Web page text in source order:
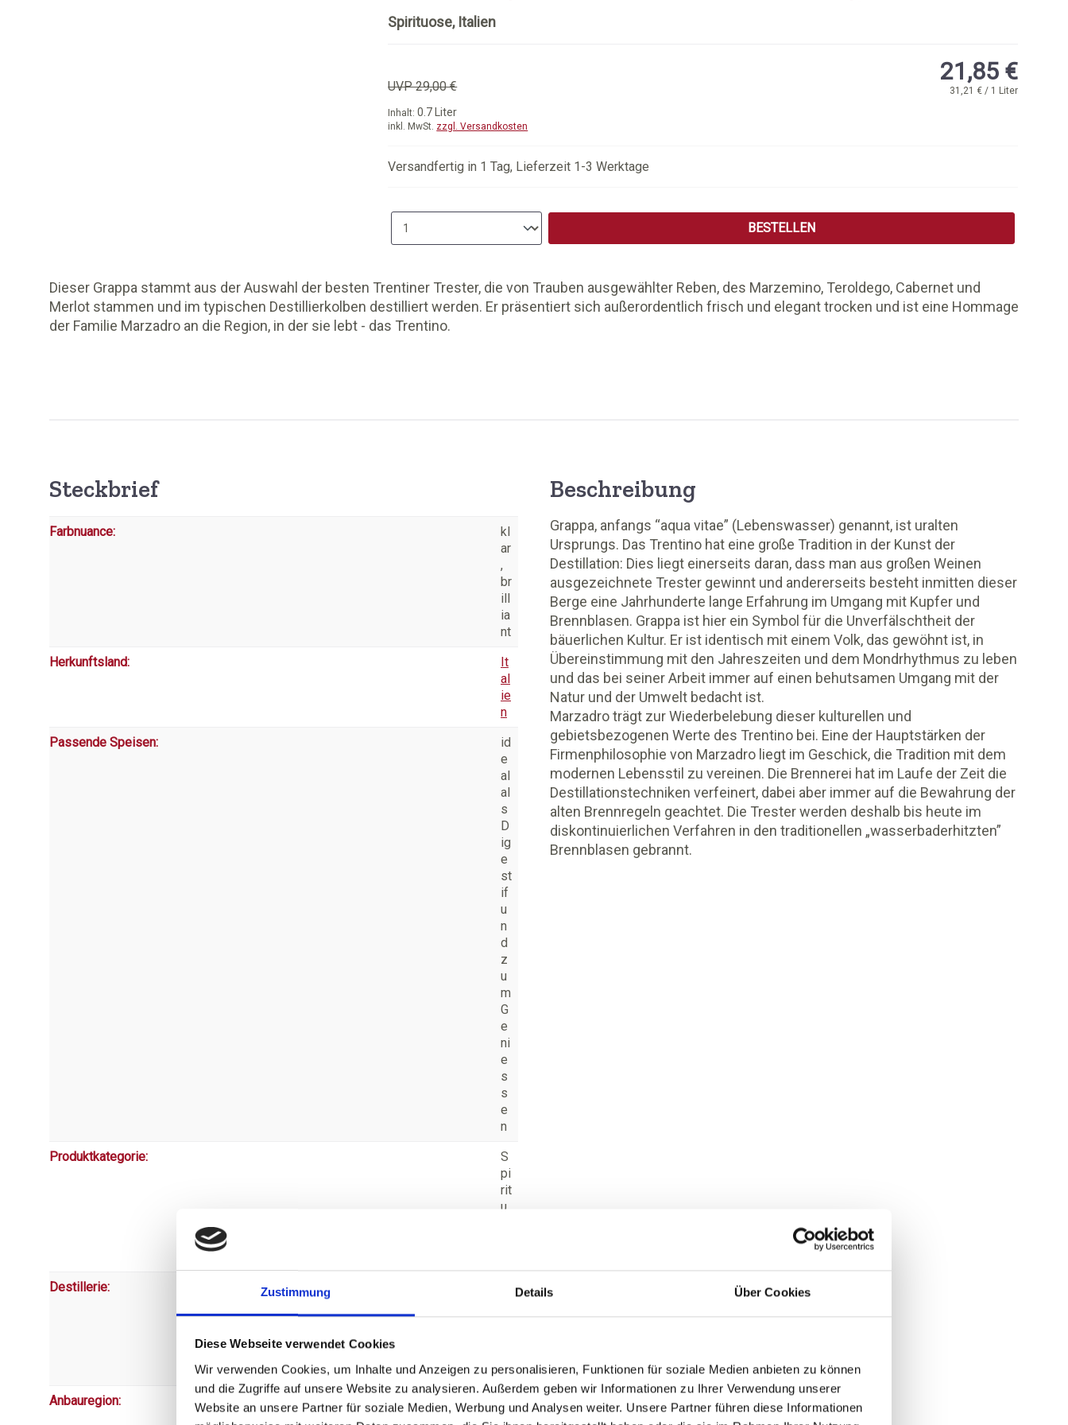
Zustimmung Details Über Cookies
Diese Webseite verwendet Cookies
Wir verwenden Cookies, um Inhalte und Anzeigen zu personalisieren, Funktionen für soziale Medien anbieten zu können
und die Zugriffe auf unsere Website zu analysieren. Außerdem geben wir Informationen zu Ihrer Verwendung unserer
Website an unsere Partner für soziale Medien, Werbung und Analysen weiter. Unsere Partner führen diese Informationen
Dieser Grappa stammt aus der Auswahl der besten Trentiner Trester, die von Trauben ausgewählter Reben, des Marzemino, Teroldego, Cabernet und
Merlot stammen und im typischen Destillierkolben destilliert werden. Er präsentiert sich außerordentlich frisch und elegant trocken und ist eine Hommage
der Familie Marzadro an die Region, in der sie lebt - das Trentino.
Spirituose, Italien
UVP 29,00 €
21,85 €
31,21 € / 1 Liter
Inhalt:0.7 Liter
inkl. MwSt. zzgl. Versandkosten
Versandfertig in 1 Tag, Lieferzeit 1-3 Werktage
Produkt Anzahl: Gib den gewünschten Wert ein oder benutze die
BESTELLEN
Steckbrief
Farbnuance:
kl
ar
,
br
ill
ia
nt
Herkunftsland:
It
al
ie
n
Passende Speisen:
id
e
al
al
s
D
ig
e
st
if
u
n
d
z
u
m
G
e
ni
e
s
s
e
n
Produktkategorie:
S
pi
rit
u
Destillerie:
z
o
Anbauregion:
e
Beschreibung
Grappa, anfangs “aqua vitae” (Lebenswasser) genannt, ist uralten
Ursprungs. Das Trentino hat eine große Tradition in der Kunst der
Destillation: Dies liegt einerseits daran, dass man aus großen Weinen
ausgezeichnete Trester gewinnt und andererseits besteht inmitten dieser
Berge eine Jahrhunderte lange Erfahrung im Umgang mit Kupfer und
Brennblasen. Grappa ist hier ein Symbol für die Unverfälschtheit der
bäuerlichen Kultur. Er ist identisch mit einem Volk, das gewöhnt ist, in
Übereinstimmung mit den Jahreszeiten und dem Mondrhythmus zu leben
und das bei seiner Arbeit immer auf einen behutsamen Umgang mit der
Natur und der Umwelt bedacht ist.
Marzadro trägt zur Wiederbelebung dieser kulturellen und
gebietsbezogenen Werte des Trentino bei. Eine der Hauptstärken der
Firmenphilosophie von Marzadro liegt im Geschick, die Tradition mit dem
modernen Lebensstil zu vereinen. Die Brennerei hat im Laufe der Zeit die
Destillationstechniken verfeinert, dabei aber immer auf die Bewahrung der
alten Brennregeln geachtet. Die Trester werden deshalb bis heute im
diskontinuierlichen Verfahren in den traditionellen „wasserbaderhitzten”
Brennblasen gebrannt.